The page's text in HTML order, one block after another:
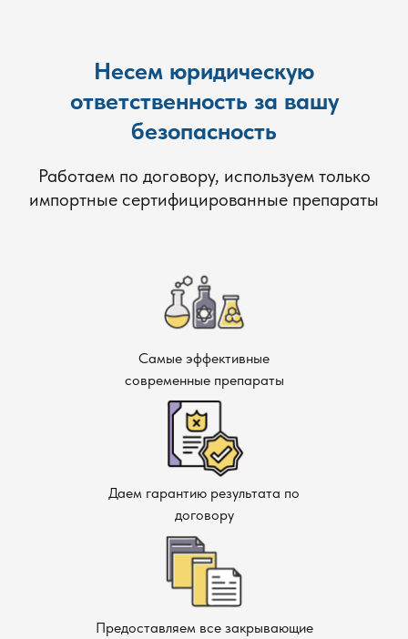
Несем юридическую
ответственность за вашу
безопасность
Работаем по договору, используем только
импортные сертифицированные препараты
Самые эффективные
современные препараты
Даем гарантию результата по
договору
Предоставляем все закрывающие